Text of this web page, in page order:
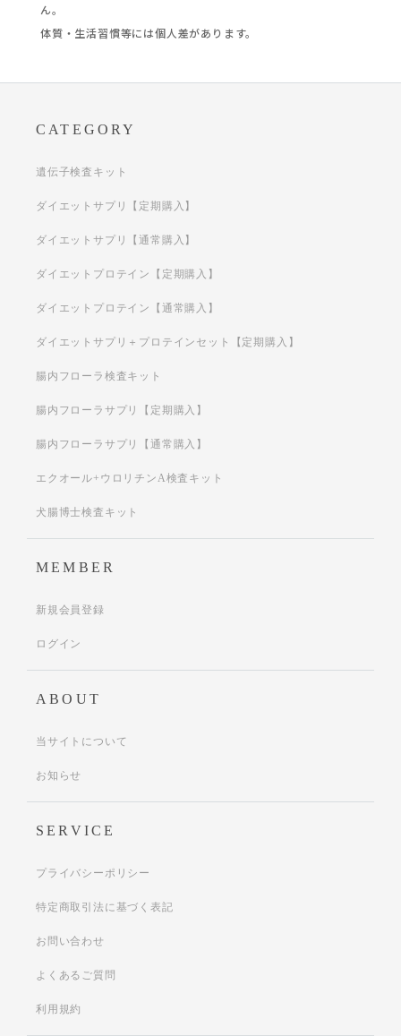
ん。
体質・生活習慣等には個人差があります。
CATEGORY
遺伝子検査キット
ダイエットサプリ【定期購入】
ダイエットサプリ【通常購入】
ダイエットプロテイン【定期購入】
ダイエットプロテイン【通常購入】
ダイエットサプリ＋プロテインセット【定期購入】
腸内フローラ検査キット
腸内フローラサプリ【定期購入】
腸内フローラサプリ【通常購入】
エクオール+ウロリチンA検査キット
犬腸博士検査キット
MEMBER
新規会員登録
ログイン
ABOUT
当サイトについて
お知らせ
SERVICE
プライバシーポリシー
特定商取引法に基づく表記
お問い合わせ
よくあるご質問
利用規約